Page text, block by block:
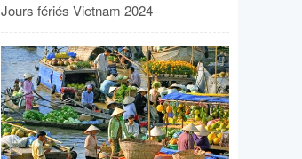
Jours fériés Vietnam 2024